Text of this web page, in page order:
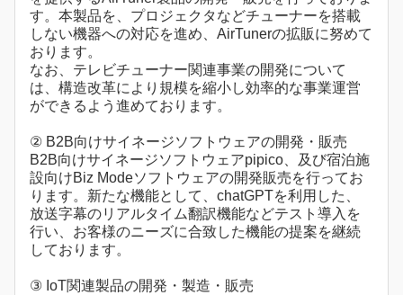
す。本製品を、プロジェクタなどチューナーを搭載
しない機器への対応を進め、AirTunerの拡販に努めて
おります。
なお、テレビチューナー関連事業の開発について
は、構造改革により規模を縮小し効率的な事業運営
ができるよう進めております。
② B2B向けサイネージソフトウェアの開発・販売
B2B向けサイネージソフトウェアpipico、及び宿泊施
設向けBiz Modeソフトウェアの開発販売を行ってお
ります。新たな機能として、chatGPTを利用した、
放送字幕のリアルタイム翻訳機能などテスト導入を
行い、お客様のニーズに合致した機能の提案を継続
しております。
③ IoT関連製品の開発・製造・販売